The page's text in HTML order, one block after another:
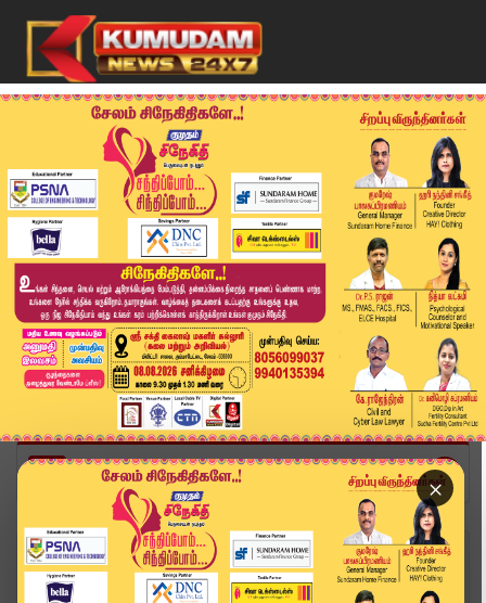
×
Home
வீடியோ ஸ்டோரி
Kanchipuram temple crowd | காஞ்சிபுரம் கோயிலில்...